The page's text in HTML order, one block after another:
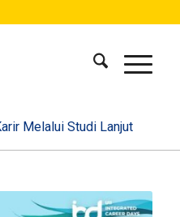
Melalui Studi Lanjut